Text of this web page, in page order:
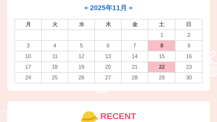
« 2025年11月 »
月 火 水 木 金 土
日
1
2
3
4 5 6 7 8
9
10
11 12 13 14 15
16
17
18 19 20 21 22
23
24
25 26 27 28 29 30
RECENT